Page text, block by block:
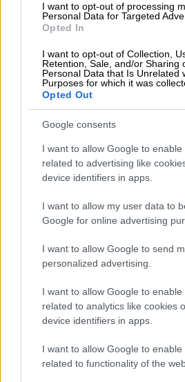
I want to opt-out of processing
Personal Data for Targeted
Opted In
I want to opt-out of Collection,
Retention, Sale, and/or Sharing
Personal Data that Is Unrelated
Purposes for which it was
Opted Out
Google consents
I want to allow Google to enable
related to advertising like
device identifiers in apps.
I want to allow my user data to
Google for online advertising
I want to allow Google to send
personalized advertising.
I want to allow Google to enable
related to analytics like cookies
device identifiers in apps.
I want to allow Google to enable
related to functionality of the
Οι κληρώσεις του Τζόκερ
πραγματοποιούνται κάθε
Κυριακή στις 22:00.
Διαβάστε ακόμη
προσγειώθηκαν
Προθεσμία να
χειριστής και
νερού στη Σάρτη
κλείσουν τα ντους